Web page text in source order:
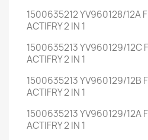
1500635212 YV960128/12A
ACTIFRY 2 IN 1
1500635213 YV960129/12C
ACTIFRY 2 IN 1
1500635213 YV960129/12B
ACTIFRY 2 IN 1
1500635213 YV960129/12A
ACTIFRY 2 IN 1